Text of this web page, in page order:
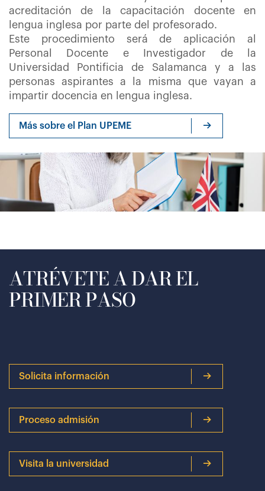
acreditación de la capacitación docente en
lengua inglesa por parte del profesorado.
Este procedimiento será de aplicación al
Personal Docente e Investigador de la
Universidad Pontificia de Salamanca y a las
personas aspirantes a la misma que vayan a
impartir docencia en lengua inglesa.
Más sobre el Plan UPEME
ATRÉVETE A DAR EL
PRIMER PASO
Solicita información
Proceso admisión
Visita la universidad